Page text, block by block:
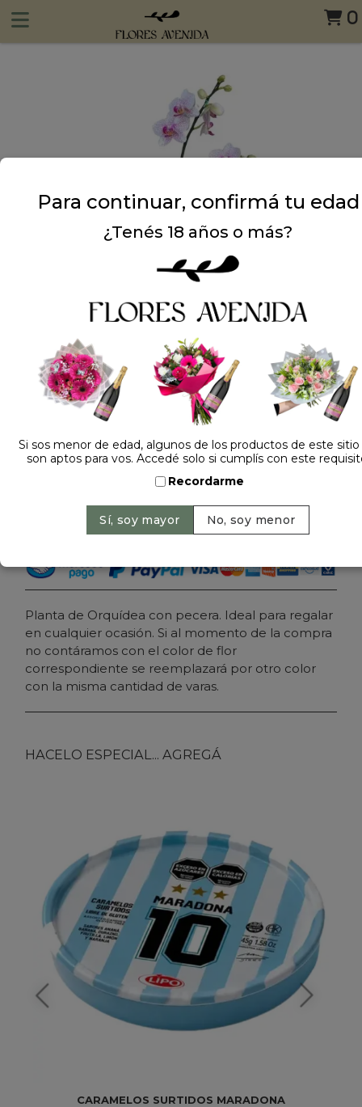
0
Dejá tu opinión
Precio: $ 129.000-$ 139.000 Ahorrás 7%
Agregar al carrito
Planta de Orquídea con pecera. Ideal para regalar
en cualquier ocasión. Si al momento de la compra
no contáramos con el color de flor
correspondiente se reemplazará por otro color
con la misma cantidad de varas.
HACELO ESPECIAL... AGREGÁ
CARAMELOS SURTIDOS MARADONA
Para continuar, confirmá tu edad
¿Tenés 18 años o más?
Si sos menor de edad, algunos de los productos de este
son aptos para vos. Accedé solo si cumplís con este
Recordarme